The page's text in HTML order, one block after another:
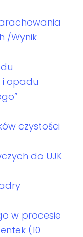
/Wynik
opadu
czystości
do UJK
w procesie
(10